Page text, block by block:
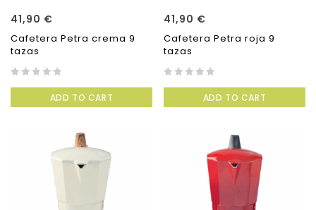
41,90 €
Cafetera Petra crema 9
tazas
of
ADD TO CART
41,90 €
Cafetera Petra roja 9
tazas
of
ADD TO CART